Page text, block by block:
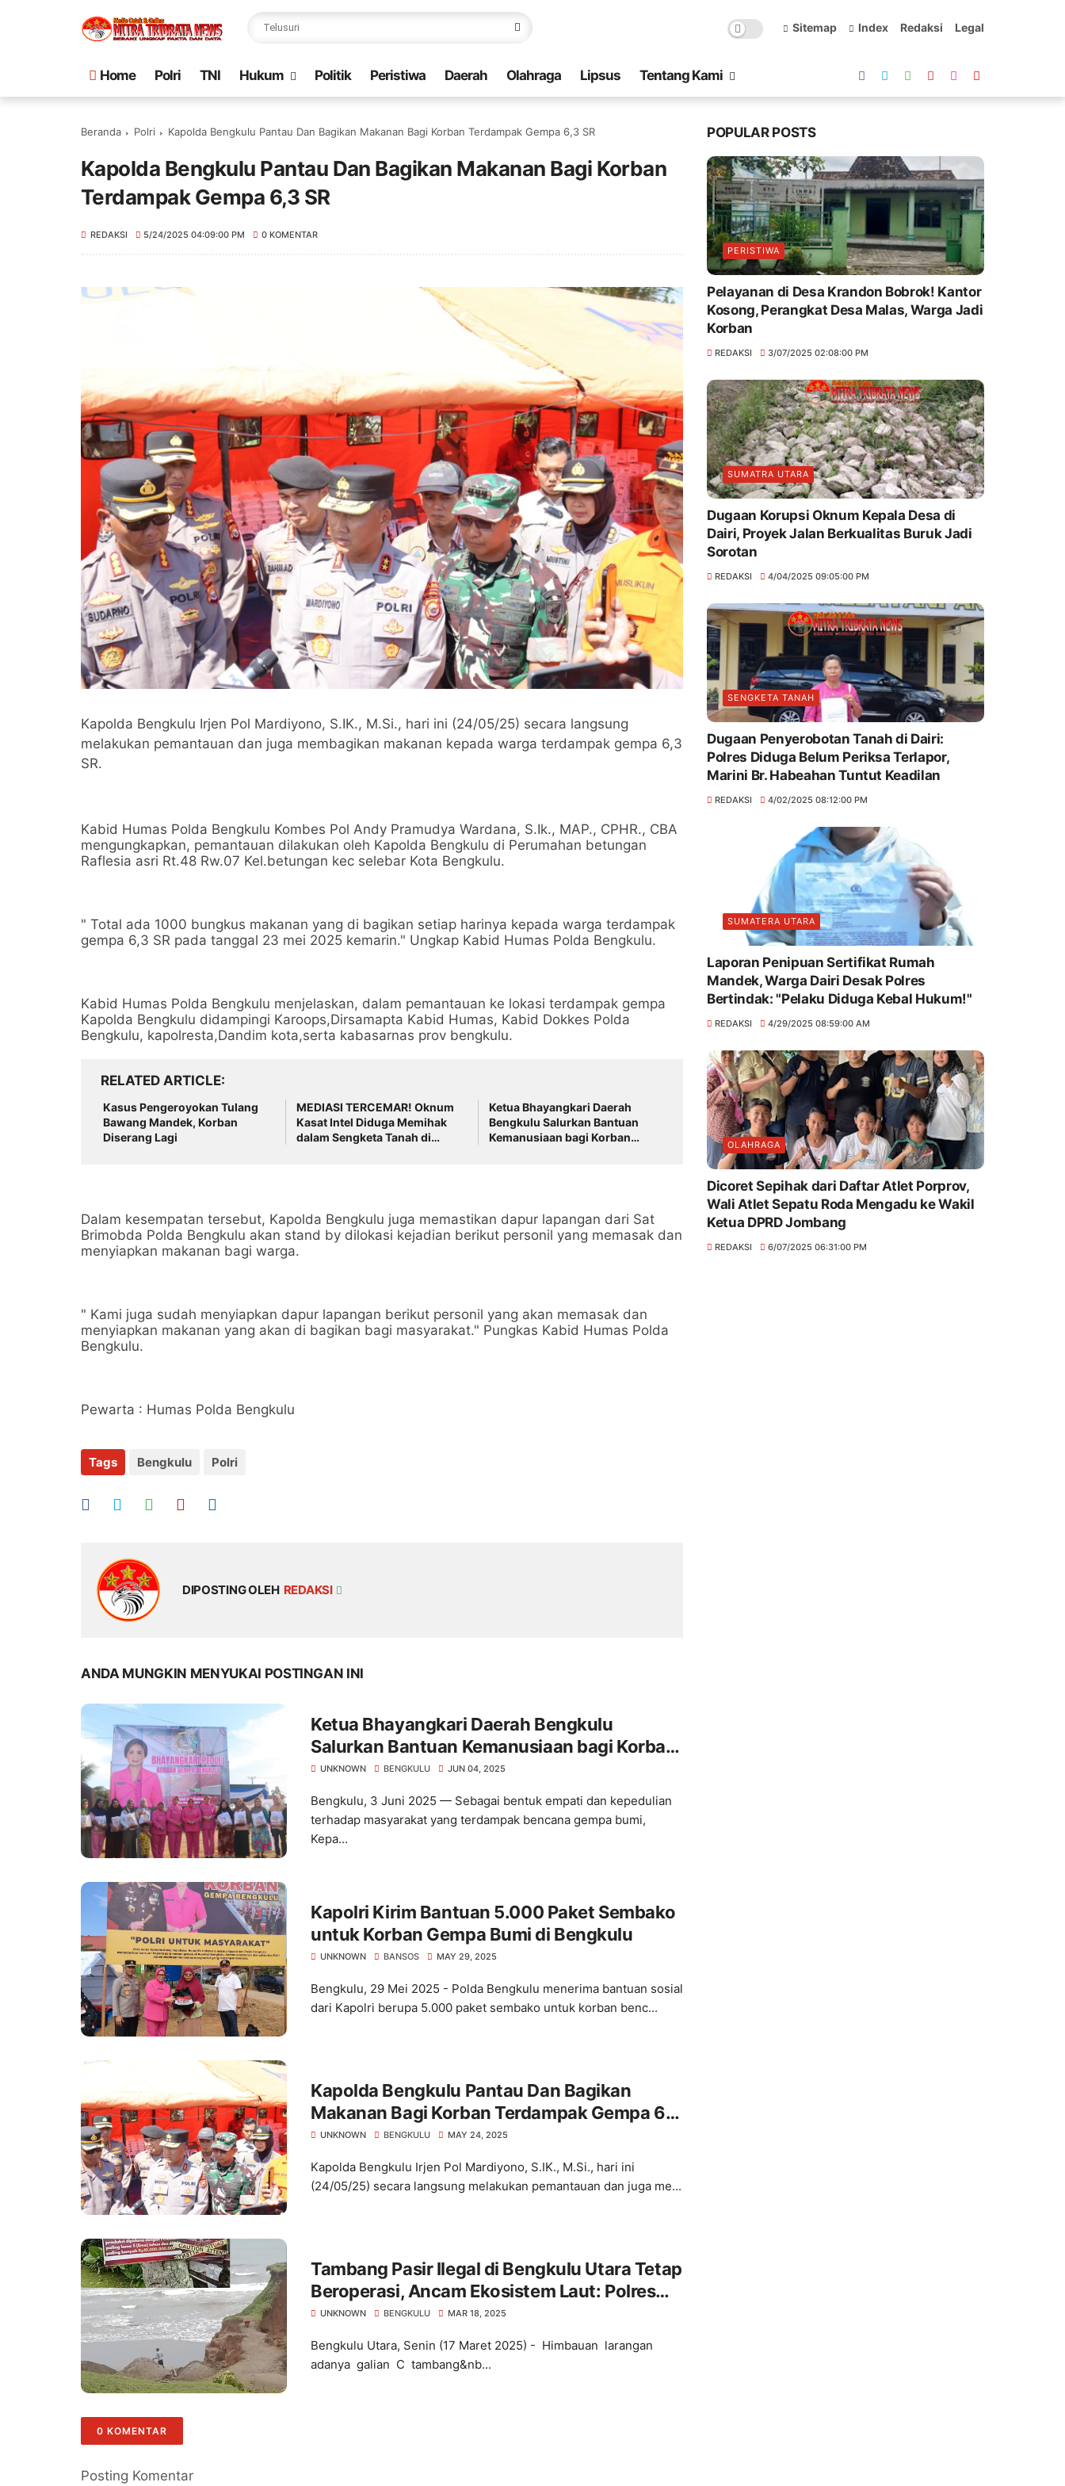
Sitemap Index Redaksi Legal
Home Polri TNI Hukum Politik Peristiwa Daerah Olahraga Lipsus Tentang Kami
Beranda Polri Kapolda Bengkulu Pantau Dan Bagikan Makanan Bagi Korban Terdampak Gempa 6,3 SR
Kapolda Bengkulu Pantau Dan Bagikan Makanan Bagi Korban
Terdampak Gempa 6,3 SR
REDAKSI 5/24/2025 04:09:00 PM 0 KOMENTAR
Kapolda Bengkulu Irjen Pol Mardiyono, S.IK., M.Si., hari ini (24/05/25) secara langsung
melakukan pemantauan dan juga membagikan makanan kepada warga terdampak gempa 6,3
SR.
Kabid Humas Polda Bengkulu Kombes Pol Andy Pramudya Wardana, S.Ik., MAP., CPHR., CBA
mengungkapkan, pemantauan dilakukan oleh Kapolda Bengkulu di Perumahan betungan
Raflesia asri Rt.48 Rw.07 Kel.betungan kec selebar Kota Bengkulu.
" Total ada 1000 bungkus makanan yang di bagikan setiap harinya kepada warga terdampak
gempa 6,3 SR pada tanggal 23 mei 2025 kemarin." Ungkap Kabid Humas Polda Bengkulu.
Kabid Humas Polda Bengkulu menjelaskan, dalam pemantauan ke lokasi terdampak gempa
Kapolda Bengkulu didampingi Karoops,Dirsamapta Kabid Humas, Kabid Dokkes Polda
Bengkulu, kapolresta,Dandim kota,serta kabasarnas prov bengkulu.
RELATED ARTICLE
Kasus Pengeroyokan Tulang
Bawang Mandek, Korban
Diserang Lagi
MEDIASI TERCEMAR! Oknum
Kasat Intel Diduga Memihak
dalam Sengketa Tanah di
Ketua Bhayangkari Daerah
Bengkulu Salurkan Bantuan
Kemanusiaan bagi Korban
Dalam kesempatan tersebut, Kapolda Bengkulu juga memastikan dapur lapangan dari Sat
Brimobda Polda Bengkulu akan stand by dilokasi kejadian berikut personil yang memasak dan
menyiapkan makanan bagi warga.
" Kami juga sudah menyiapkan dapur lapangan berikut personil yang akan memasak dan
menyiapkan makanan yang akan di bagikan bagi masyarakat." Pungkas Kabid Humas Polda
Bengkulu.
Pewarta : Humas Polda Bengkulu
Tags Bengkulu Polri
DIPOSTING OLEH REDAKSI
ANDA MUNGKIN MENYUKAI POSTINGAN INI
Ketua Bhayangkari Daerah Bengkulu
Salurkan Bantuan Kemanusiaan bagi Korban
Gempa
UNKNOWN BENGKULU JUN 04, 2025
Bengkulu, 3 Juni 2025 — Sebagai bentuk empati dan kepedulian
terhadap masyarakat yang terdampak bencana gempa bumi,
Kepa...
Kapolri Kirim Bantuan 5.000 Paket Sembako
untuk Korban Gempa Bumi di Bengkulu
UNKNOWN BANSOS MAY 29, 2025
Bengkulu, 29 Mei 2025 - Polda Bengkulu menerima bantuan sosial
dari Kapolri berupa 5.000 paket sembako untuk korban benc...
Kapolda Bengkulu Pantau Dan Bagikan
Makanan Bagi Korban Terdampak Gempa 6,3
SRUNKNOWN BENGKULU MAY 24, 2025
Kapolda Bengkulu Irjen Pol Mardiyono, S.IK., M.Si., hari ini
(24/05/25) secara langsung melakukan pemantauan dan juga me...
Tambang Pasir Ilegal di Bengkulu Utara Tetap
Beroperasi, Ancam Ekosistem Laut: Polres
Didesak Tegas Menindak
UNKNOWN BENGKULU MAR 18, 2025
Bengkulu Utara, Senin (17 Maret 2025) - Himbauan larangan
adanya galian C tambang&nb...
0 KOMENTAR
Posting Komentar
POPULAR POSTS
PERISTIWA
Pelayanan di Desa Krandon Bobrok! Kantor
Kosong, Perangkat Desa Malas, Warga Jadi
Korban
REDAKSI 3/07/2025 02:08:00 PM
SUMATRA UTARA
Dugaan Korupsi Oknum Kepala Desa di
Dairi, Proyek Jalan Berkualitas Buruk Jadi
Sorotan
REDAKSI 4/04/2025 09:05:00 PM
SENGKETA TANAH
Dugaan Penyerobotan Tanah di Dairi:
Polres Diduga Belum Periksa Terlapor,
Marini Br. Habeahan Tuntut Keadilan
REDAKSI 4/02/2025 08:12:00 PM
SUMATERA UTARA
Laporan Penipuan Sertifikat Rumah
Mandek, Warga Dairi Desak Polres
Bertindak: "Pelaku Diduga Kebal Hukum!"
REDAKSI 4/29/2025 08:59:00 AM
OLAHRAGA
Dicoret Sepihak dari Daftar Atlet Porprov,
Wali Atlet Sepatu Roda Mengadu ke Wakil
Ketua DPRD Jombang
REDAKSI 6/07/2025 06:31:00 PM